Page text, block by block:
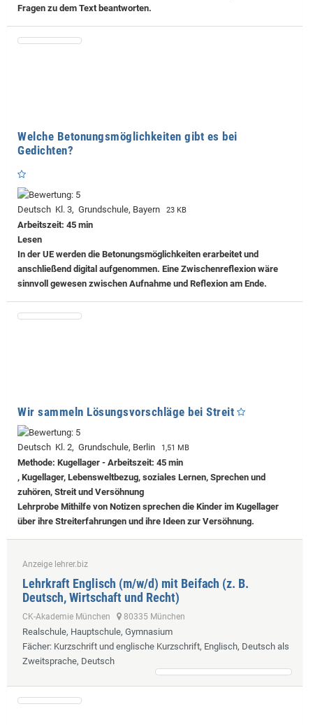
Fragen zu dem Text beantworten.
Welche Betonungsmöglichkeiten gibt es bei
Gedichten?
Deutsch Kl. 3, Grundschule, Bayern 23 KB
Arbeitszeit: 45 min
Lesen
In der UE werden die Betonungsmöglichkeiten erarbeitet und
anschließend digital aufgenommen. Eine Zwischenreflexion wäre
sinnvoll gewesen zwischen Aufnahme und Reflexion am Ende.
Wir sammeln Lösungsvorschläge bei Streit
Deutsch Kl. 2, Grundschule, Berlin 1,51 MB
Methode: Kugellager - Arbeitszeit: 45 min
, Kugellager, Lebensweltbezug, soziales Lernen, Sprechen und
zuhören, Streit und Versöhnung
Lehrprobe Mithilfe von Notizen sprechen die Kinder im Kugellager
über ihre Streiterfahrungen und ihre Ideen zur Versöhnung.
Anzeige lehrer.biz
Lehrkraft Englisch (m/w/d) mit Beifach (z. B.
Deutsch, Wirtschaft und Recht)
CK-Akademie München 80335 München
Realschule, Hauptschule, Gymnasium
Fächer: Kurzschrift und englische Kurzschrift, Englisch, Deutsch als
Zweitsprache, Deutsch